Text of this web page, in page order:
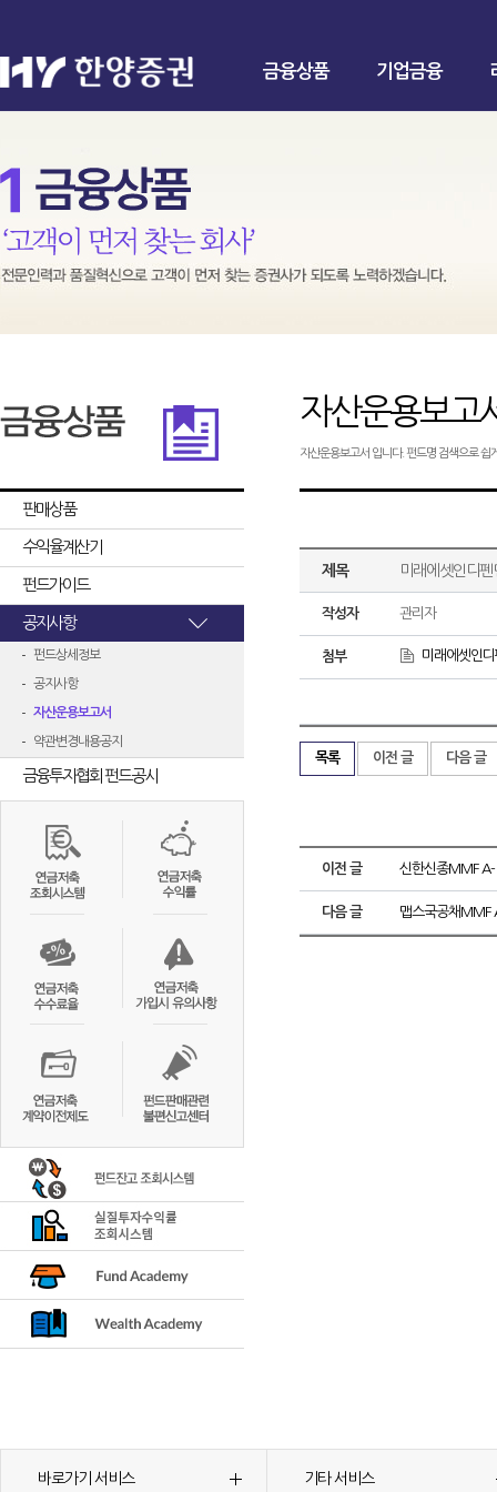
금융상품 기업금융
판매상품
수익율계산기
펀드가이드
공지사항
펀드상세정보
공지사항
자산운용보고서
약관변경내용공지
금융투자협회 펀드공시
자산운용보고
자산운용보고서 입니다. 펀드명 검색으로 쉽
제목 미래에셋인디
작성자 관리자
첨부 `미래에셋인
목록 이전 글 다음 글
이전 글 신한신종MMF
다음 글 맵스국공채MMF
바로가기 서비스 기타 서비스